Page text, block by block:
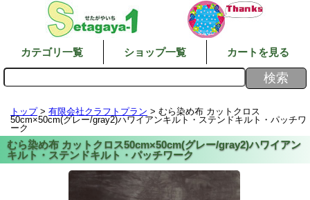
カテゴリ一覧 ショップ一覧 カートを見る
トップ> 有限会社クラフトプラン > むら染め布 カットクロス
50cm×50cm(グレー/gray2)ハワイアンキルト・ステンドキルト・パッチワ
ーク